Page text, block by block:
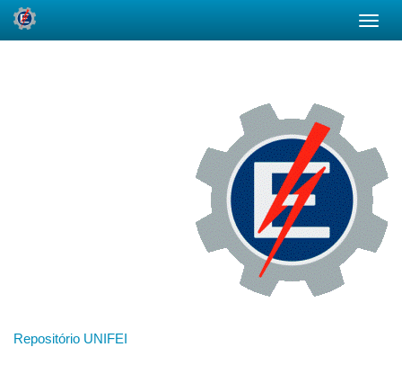
Repositório UNIFEI